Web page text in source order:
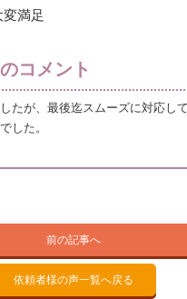
満足
コメント
たが、最後迄スムーズに対応し
した。
前の記事へ
依頼者様の声一覧へ戻る